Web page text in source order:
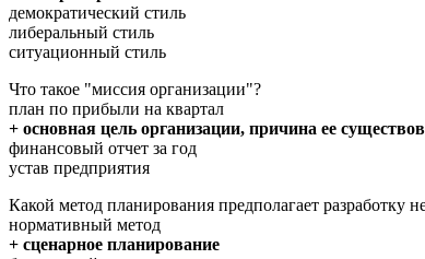
демократический стиль
либеральный стиль
ситуационный стиль
Что такое "миссия организации"?
план по прибыли на квартал
+ основная цель организации, причина ее
финансовый отчет за год
устав предприятия
Какой метод планирования предполагает разработку
нормативный метод
+ сценарное планирование